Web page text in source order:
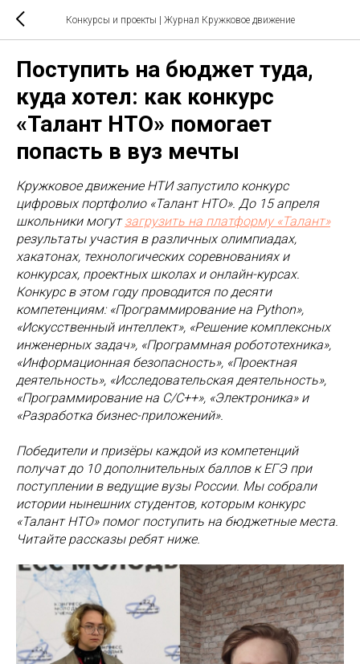
Конкурсы и проекты | Журнал Кружковое движение
Поступить на бюджет туда,
куда хотел: как конкурс
«Талант НТО» помогает
попасть в вуз мечты
Кружковое движение НТИ запустило конкурс
цифровых портфолио «Талант НТО». До 15 апреля
школьники могутзагрузить на платформу «Талант»
результаты участия в различных олимпиадах,
хакатонах, технологических соревнованиях и
конкурсах, проектных школах и онлайн-курсах.
Конкурс в этом году проводится по десяти
компетенциям: «Программирование на Python»,
«Искусственный интеллект», «Решение комплексных
инженерных задач», «Программная робототехника»,
«Информационная безопасность», «Проектная
деятельность», «Исследовательская деятельность»,
«Программирование на C/C++», «Электроника» и
«Разработка бизнес-приложений».
Победители и призёры каждой из компетенций
получат до 10 дополнительных баллов к ЕГЭ при
поступлении в ведущие вузы России. Мы собрали
истории нынешних студентов, которым конкурс
«Талант НТО» помог поступить на бюджетные места.
Читайте рассказы ребят ниже.